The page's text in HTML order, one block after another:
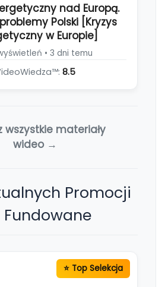
nad Europą.
Polski [Kryzys
w Europie]
• 3 dni temu
8.5
wszystkie materiały
wideo →
Promocji